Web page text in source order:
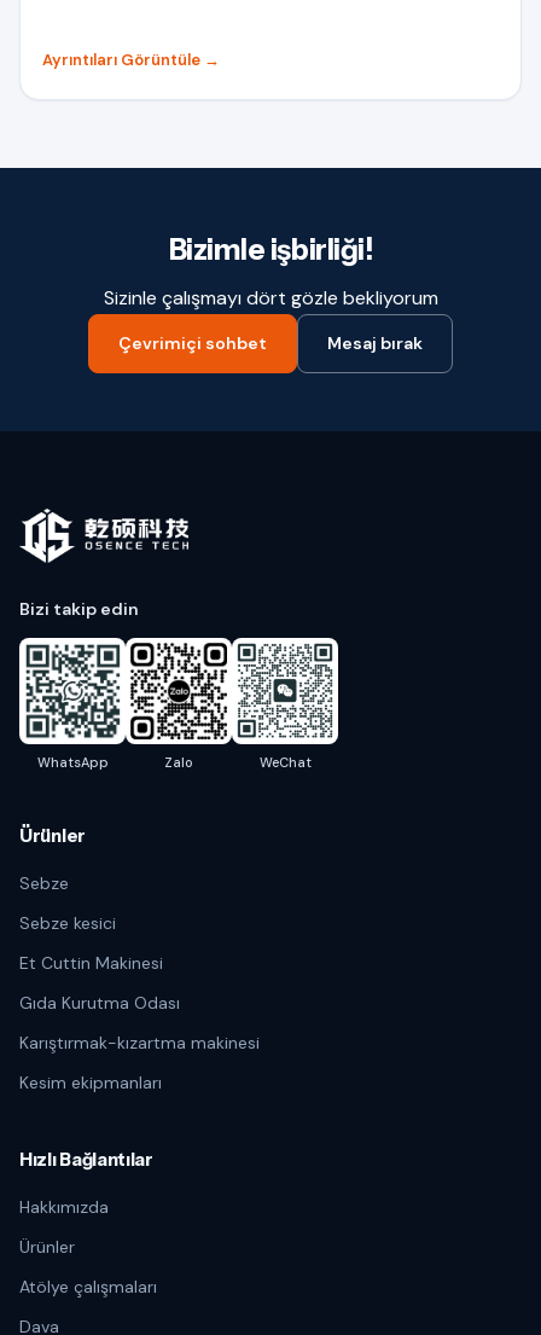
Ayrıntıları Görüntüle →
Bizimle işbirliği!
Sizinle çalışmayı dört gözle bekliyorum
Çevrimiçi sohbet Mesaj bırak
Bizi takip edin
WhatsApp Zalo WeChat
Ürünler
Sebze
Sebze kesici
Et Cuttin Makinesi
Gıda Kurutma Odası
Karıştırmak-kızartma makinesi
Kesim ekipmanları
Hızlı Bağlantılar
Hakkımızda
Ürünler
Atölye çalışmaları
Dava